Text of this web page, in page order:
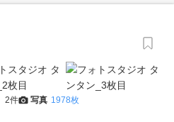
2件 写真 1978枚